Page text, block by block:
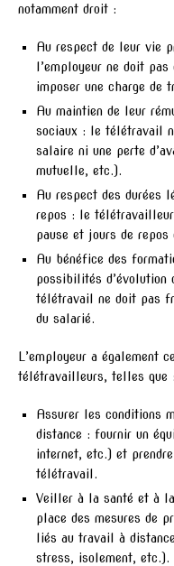
notamment droit :
Au respect de leur vie
l’employeur ne doit
imposer une charge de
Au maintien de leur
sociaux : le télétravail
salaire ni une perte
mutuelle, etc.).
Au respect des durées
repos : le
pause et jours de
Au bénéfice des
possibilités d’évolution
télétravail ne doit pas
du salarié.
L’employeur a également
télétravailleurs, telles que :
Assurer les conditions
distance : fournir un
internet, etc.) et
télétravail.
Veiller à la santé et à
place des mesures de
liés au travail à
stress, isolement, etc.).